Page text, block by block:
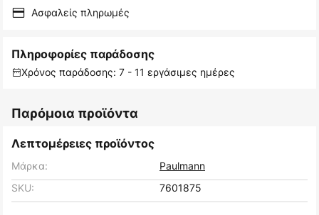
Ασφαλείς πληρωμές
Πληροφορίες παράδοσης
Χρόνος παράδοσης: 7 - 11 εργάσιμες ημέρες
Παρόμοια προϊόντα
Λεπτομέρειες προϊόντος
Μάρκα:
Paulmann
SKU:
7601875